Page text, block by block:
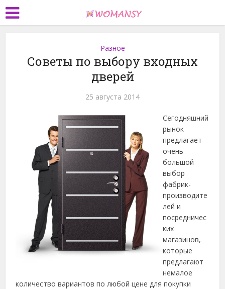
Разное
Советы по выбору входных
дверей
25 августа 2014
Сегодняшний
рынок
предлагает
очень
большой
выбор
фабрик-
производите
лей и
посредничес
ких
магазинов,
которые
предлагают
немалое
количество вариантов по любой цене для покупки